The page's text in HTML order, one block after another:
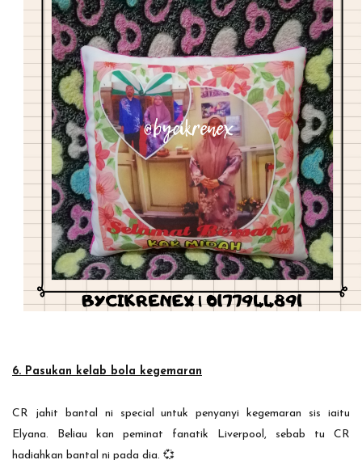
6. Pasukan kelab bola kegemaran
CR jahit bantal ni special untuk penyanyi kegemaran sis iaitu
Elyana. Beliau kan peminat fanatik Liverpool, sebab tu CR
hadiahkan bantal ni pada dia. 💞